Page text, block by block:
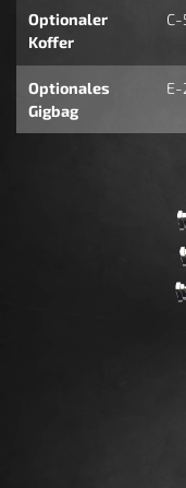
Optionaler
Koffer
C-
Optionales
Gigbag
E-